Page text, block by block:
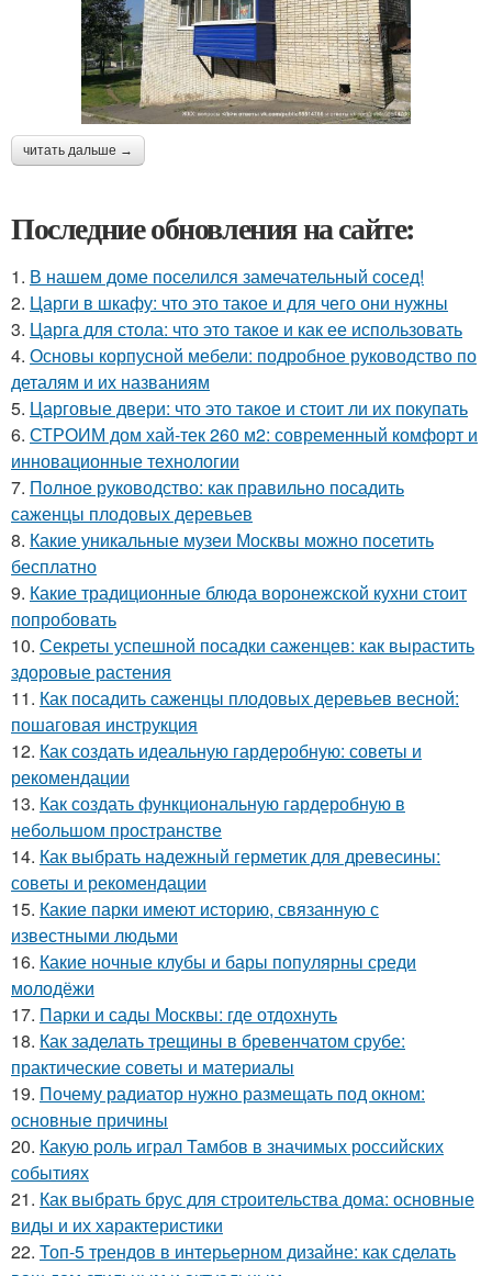
читать дальше →
Последние обновления на сайте:
1. В нашем доме поселился замечательный сосед!
2. Царги в шкафу: что это такое и для чего они нужны
3. Царга для стола: что это такое и как ее использовать
4. Основы корпусной мебели: подробное руководство по
деталям и их названиям
5. Царговые двери: что это такое и стоит ли их покупать
6. СТРОИМ дом хай-тек 260 м2: современный комфорт и
инновационные технологии
7. Полное руководство: как правильно посадить
саженцы плодовых деревьев
8. Какие уникальные музеи Москвы можно посетить
бесплатно
9. Какие традиционные блюда воронежской кухни стоит
попробовать
10. Секреты успешной посадки саженцев: как вырастить
здоровые растения
11. Как посадить саженцы плодовых деревьев весной:
пошаговая инструкция
12. Как создать идеальную гардеробную: советы и
рекомендации
13. Как создать функциональную гардеробную в
небольшом пространстве
14. Как выбрать надежный герметик для древесины:
советы и рекомендации
15. Какие парки имеют историю, связанную с
известными людьми
16. Какие ночные клубы и бары популярны среди
молодёжи
17. Парки и сады Москвы: где отдохнуть
18. Как заделать трещины в бревенчатом срубе:
практические советы и материалы
19. Почему радиатор нужно размещать под окном:
основные причины
20. Какую роль играл Тамбов в значимых российских
событиях
21. Как выбрать брус для строительства дома: основные
виды и их характеристики
22. Топ-5 трендов в интерьерном дизайне: как сделать